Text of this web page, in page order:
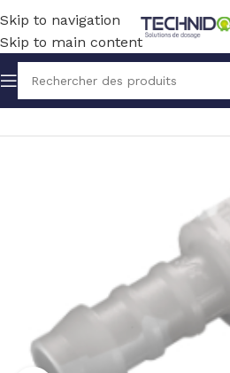
Skip to navigation
Skip to main content
Accueil TUYAUX ET RACCORDS